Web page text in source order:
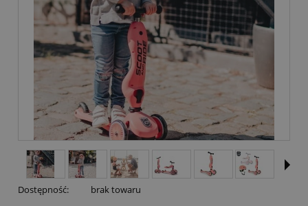
Dostępność: brak towaru